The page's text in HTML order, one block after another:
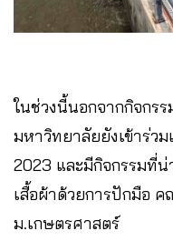
ในช่วงนี้นอกจากกิจกร
มหาวิทยาลัยยังเข้าร่ว
2023 และมีกิจกรรมที่
เสื้อผ้าด้วยการปักมือ
ม.เกษตรศาสตร์